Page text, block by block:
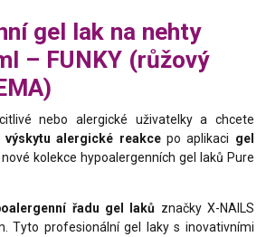
gel lak na nehty
– FUNKY (růžový
nebo alergické uživatelky a chcete
alergické reakcepo aplikaci gel
kolekce hypoalergenních gel laků Pure
řadu gel laků značky X-NAILS
Tyto profesionální gel laky s inovativními